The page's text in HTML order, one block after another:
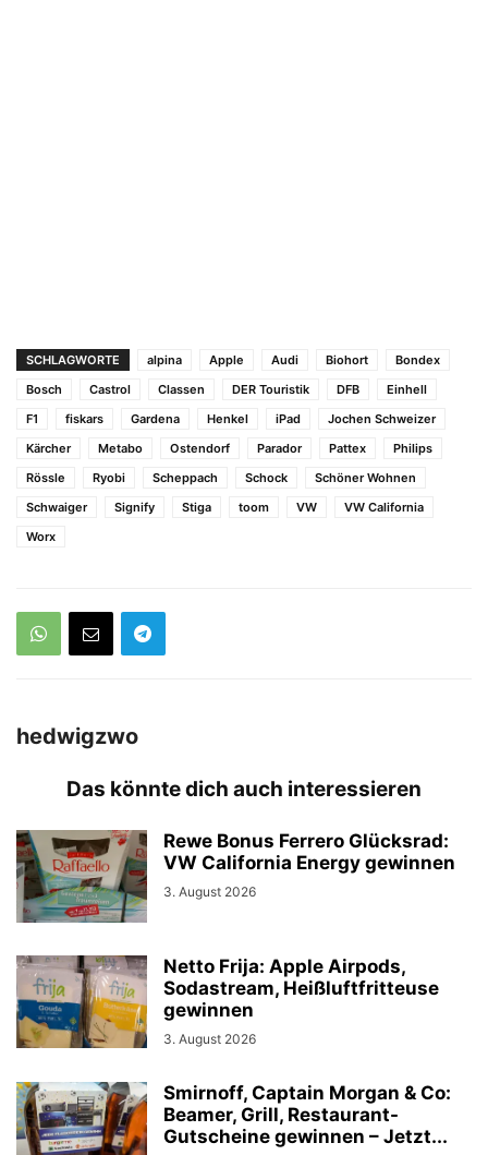
SCHLAGWORTE alpina Apple Audi Biohort
Bondex
Bosch
Castrol Classen DER Touristik DFB
Einhell
F1
fiskars Gardena Henkel iPad
Jochen Schweizer
Kärcher
Metabo Ostendorf Parador Pattex
Philips
Rössle
Ryobi Scheppach Schock
Schöner Wohnen
Schwaiger
Signify Stiga toom VW
VW California
Worx
hedwigzwo
Das könnte dich auch interessieren
Rewe Bonus Ferrero Glücksrad:
VW California Energy gewinnen
3. August 2026
Netto Frija: Apple Airpods,
Sodastream, Heißluftfritteuse
gewinnen
3. August 2026
Smirnoff, Captain Morgan & Co:
Beamer, Grill, Restaurant-
Gutscheine gewinnen – Jetzt...